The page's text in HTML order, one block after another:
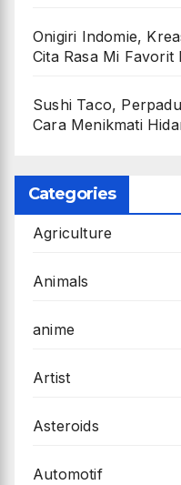
Onigiri Indomie,
Cita Rasa Mi Favorit
Sushi Taco,
Cara Menikmati
Categories
Agriculture
Animals
anime
Artist
Asteroids
Automotif